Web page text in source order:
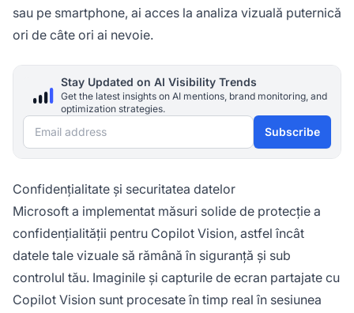
sau pe smartphone, ai acces la analiza vizuală puternică
ori de câte ori ai nevoie.
Stay Updated on AI Visibility Trends
Get the latest insights on AI mentions, brand monitoring, and
optimization strategies.
Email address Subscribe
Confidențialitate și securitatea datelor
Microsoft a implementat măsuri solide de protecție a
confidențialității pentru Copilot Vision, astfel încât
datele tale vizuale să rămână în siguranță și sub
controlul tău. Imaginile și capturile de ecran partajate cu
Copilot Vision sunt procesate în timp real în sesiunea